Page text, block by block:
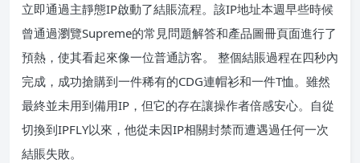
立即通過主靜態IP啟動了結賬流程。該IP地址本週早些時候
曾通過瀏覽Supreme的常見問題解答和產品圖冊頁面進行了
預熱，使其看起來像一位普通訪客。 整個結賬過程在四秒內
完成，成功搶購到一件稀有的CDG連帽衫和一件T恤。雖然
最終並未用到備用IP，但它的存在讓操作者倍感安心。自從
切換到IPFLY以來，他從未因IP相關封禁而遭遇過任何一次
結賬失敗。